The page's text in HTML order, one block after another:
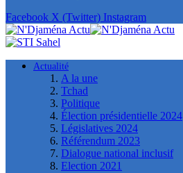
Facebook X (Twitter) Instagram
Actualité
A la une
Tchad
Politique
Élection présidentielle 2024
Législatives 2024
Référendum 2023
Dialogue national inclusif
Election 2021